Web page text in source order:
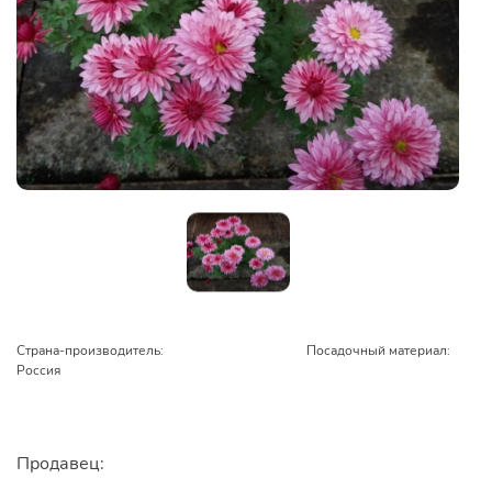
Страна-производитель:
Россия
Посадочный материал:
Продавец: